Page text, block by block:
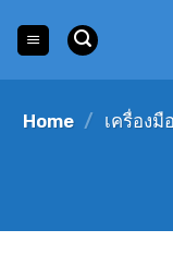
content
Home / เครื่อง